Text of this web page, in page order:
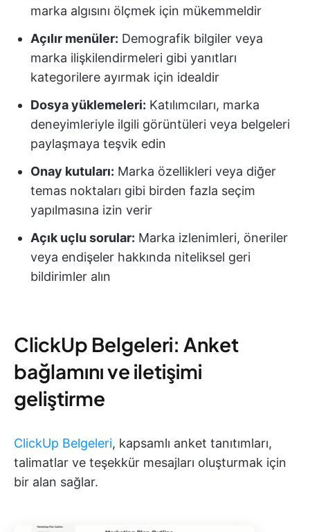
marka algısını ölçmek için mükemmeldir
Açılır menüler: Demografik bilgiler veya
marka ilişkilendirmeleri gibi yanıtları
kategorilere ayırmak için idealdir
Dosya yüklemeleri: Katılımcıları, marka
deneyimleriyle ilgili görüntüleri veya belgeleri
paylaşmaya teşvik edin
Onay kutuları: Marka özellikleri veya diğer
temas noktaları gibi birden fazla seçim
yapılmasına izin verir
Açık uçlu sorular: Marka izlenimleri, öneriler
veya endişeler hakkında niteliksel geri
bildirimler alın
ClickUp Belgeleri: Anket
bağlamını ve iletişimi
geliştirme
ClickUp Belgeleri, kapsamlı anket tanıtımları,
talimatlar ve teşekkür mesajları oluşturmak için
bir alan sağlar.